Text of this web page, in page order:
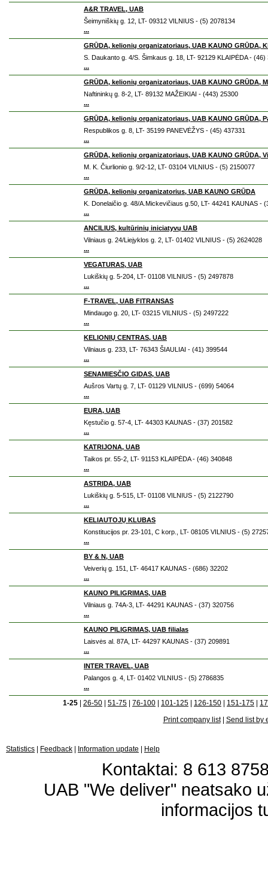
A&R TRAVEL, UAB
Šeimyniškių g. 12, LT- 09312 VILNIUS - (5) 2078134
...
GRŪDA, kelionių organizatoriaus, UAB KAUNO GRŪDA,
S. Daukanto g. 4/S. Šimkaus g. 18, LT- 92129 KLAIPĖDA - (46)
...
GRŪDA, kelionių organizatoriaus, UAB KAUNO GRŪDA,
Naftininkų g. 8-2, LT- 89132 MAŽEIKIAI - (443) 25300
...
GRŪDA, kelionių organizatoriaus, UAB KAUNO GRŪDA,
Respublikos g. 8, LT- 35199 PANEVĖŽYS - (45) 437331
...
GRŪDA, kelionių organizatoriaus, UAB KAUNO GRŪDA,
M. K. Čiurlionio g. 9/2-12, LT- 03104 VILNIUS - (5) 2150077
...
GRŪDA, kelionių organizatorius, UAB KAUNO GRŪDA
K. Donelaičio g. 48/A.Mickevičiaus g.50, LT- 44241 KAUNAS -
...
ANCILIUS, kultūrinių iniciatyvų UAB
Vilniaus g. 24/Liejyklos g. 2, LT- 01402 VILNIUS - (5) 2624028
...
VEGATURAS, UAB
Lukiškių g. 5-204, LT- 01108 VILNIUS - (5) 2497878
...
F-TRAVEL, UAB FITRANSAS
Mindaugo g. 20, LT- 03215 VILNIUS - (5) 2497222
...
KELIONIŲ CENTRAS, UAB
Vilniaus g. 233, LT- 76343 ŠIAULIAI - (41) 399544
...
SENAMIESČIO GIDAS, UAB
Aušros Vartų g. 7, LT- 01129 VILNIUS - (699) 54064
...
EURA, UAB
Kęstučio g. 57-4, LT- 44303 KAUNAS - (37) 201582
...
KATRIJONA, UAB
Taikos pr. 55-2, LT- 91153 KLAIPĖDA - (46) 340848
...
ASTRIDA, UAB
Lukiškių g. 5-515, LT- 01108 VILNIUS - (5) 2122790
...
KELIAUTOJŲ KLUBAS
Konstitucijos pr. 23-101, C korp., LT- 08105 VILNIUS - (5)
...
BY & N, UAB
Veiverių g. 151, LT- 46417 KAUNAS - (686) 32202
...
KAUNO PILIGRIMAS, UAB
Vilniaus g. 74A-3, LT- 44291 KAUNAS - (37) 320756
...
KAUNO PILIGRIMAS, UAB filialas
Laisvės al. 87A, LT- 44297 KAUNAS - (37) 209891
...
INTER TRAVEL, UAB
Palangos g. 4, LT- 01402 VILNIUS - (5) 2786835
...
1-25 26-50 51-75 76-100 101-125 126-150 151-175
Print company list| Send list by
Statistics Feedback Information update Help
Kontaktai: 8 613
UAB "We deliver" neatsako
informacijos